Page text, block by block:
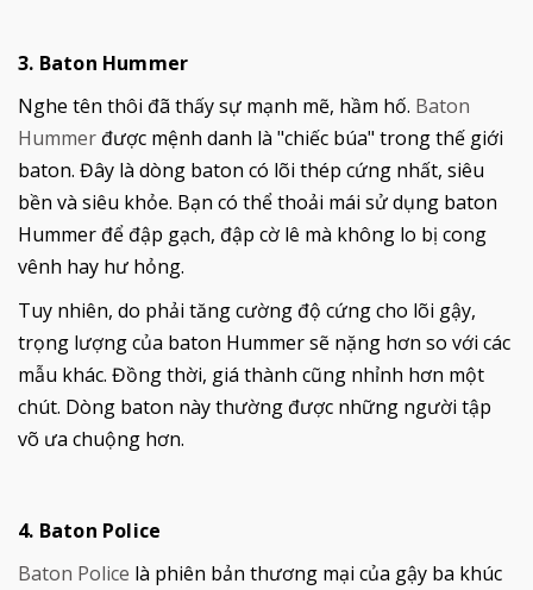
3. Baton Hummer
Nghe tên thôi đã thấy sự mạnh mẽ, hầm hố. Baton
Hummer được mệnh danh là "chiếc búa" trong thế giới
baton. Đây là dòng baton có lõi thép cứng nhất, siêu
bền và siêu khỏe. Bạn có thể thoải mái sử dụng baton
Hummer để đập gạch, đập cờ lê mà không lo bị cong
vênh hay hư hỏng.
Tuy nhiên, do phải tăng cường độ cứng cho lõi gậy,
trọng lượng của baton Hummer sẽ nặng hơn so với các
mẫu khác. Đồng thời, giá thành cũng nhỉnh hơn một
chút. Dòng baton này thường được những người tập
võ ưa chuộng hơn.
4. Baton Police
Baton Police là phiên bản thương mại của gậy ba khúc